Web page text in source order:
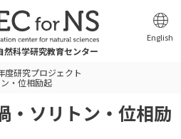
然科学研究教育センター
English
度研究プロジェクト
・位相励起
・ソリトン・位相励